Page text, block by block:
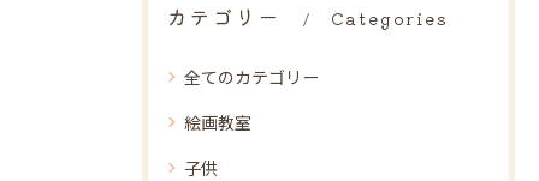
カテゴリー Categories
全てのカテゴリー
絵画教室
子供